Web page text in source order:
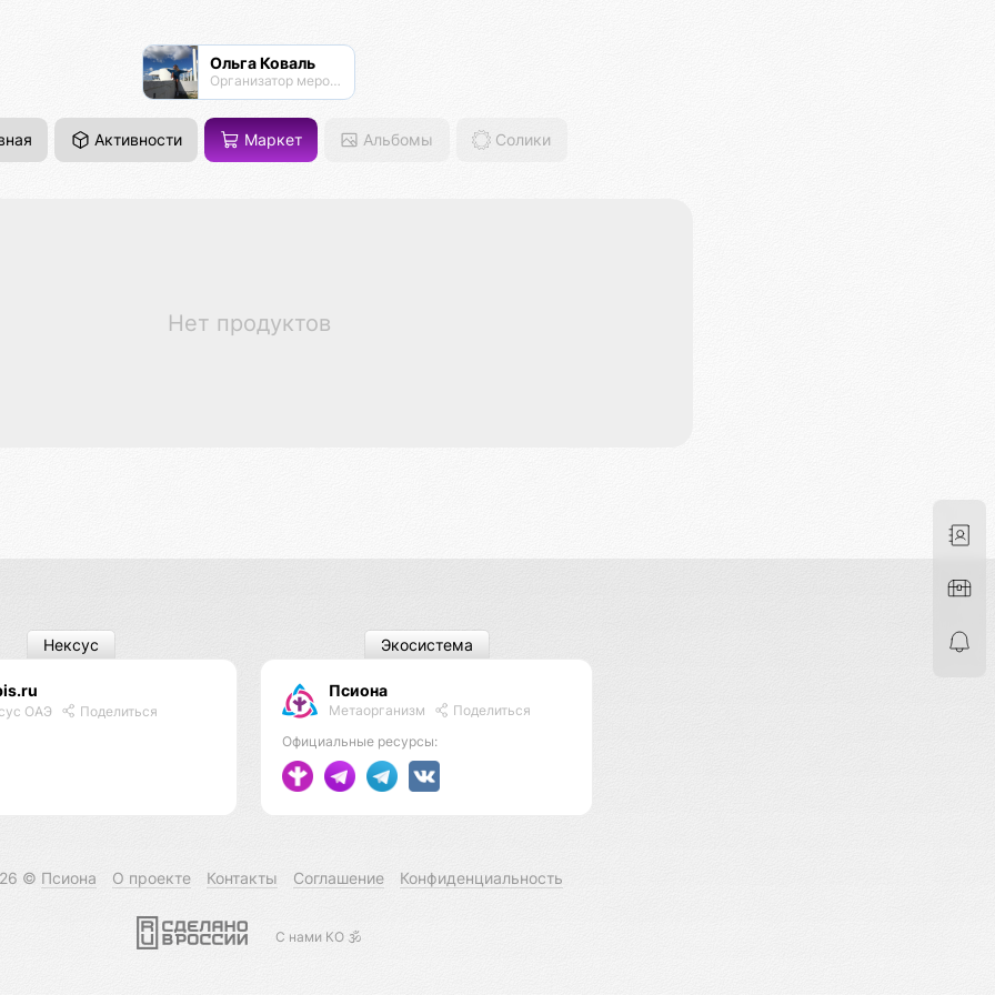
Ольга Коваль
Организатор мероприятий
Активности Маркет Альбомы Солики
Нет продуктов
ОАЭ Поделиться
Нексус
Псиона
Метаорганизм
Поделиться
Официальные ресурсы:
Экосистема
© Псиона О проекте Контакты Соглашение Конфиденциальность
С нами КО 🕉️